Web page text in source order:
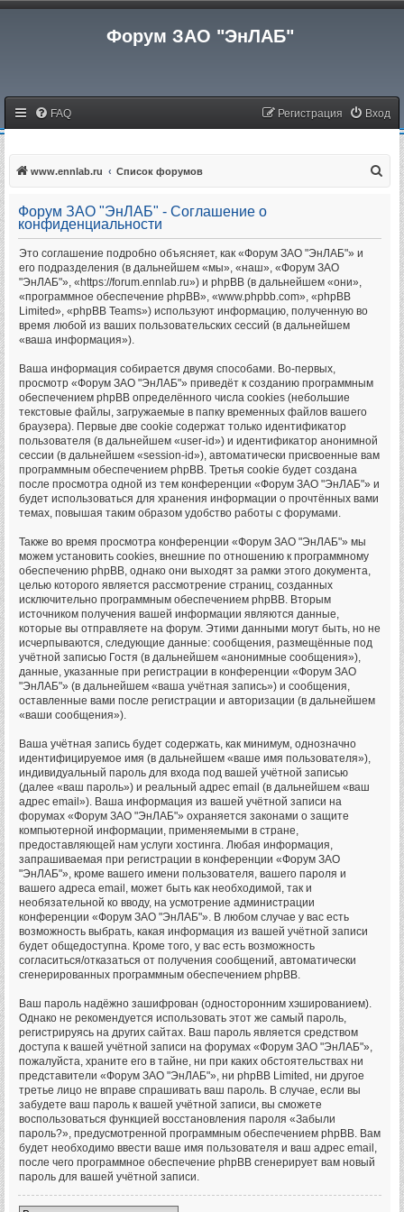
Форум ЗАО "ЭнЛАБ"
FAQ Вход
Регистрация
www.ennlab.ru Список форумов
Форум ЗАО "ЭнЛАБ" - Соглашение о
конфиденциальности
Это соглашение подробно объясняет, как «Форум ЗАО "ЭнЛАБ"» и
его подразделения (в дальнейшем «мы», «наш», «Форум ЗАО
"ЭнЛАБ"», «https://forum.ennlab.ru») и phpBB (в дальнейшем «они»,
«программное обеспечение phpBB», «www.phpbb.com», «phpBB
Limited», «phpBB Teams») используют информацию, полученную во
время любой из ваших пользовательских сессий (в дальнейшем
«ваша информация»).
Ваша информация собирается двумя способами. Во-первых,
просмотр «Форум ЗАО "ЭнЛАБ"» приведёт к созданию программным
обеспечением phpBB определённого числа cookies (небольшие
текстовые файлы, загружаемые в папку временных файлов вашего
браузера). Первые две cookie содержат только идентификатор
пользователя (в дальнейшем «user-id») и идентификатор анонимной
сессии (в дальнейшем «session-id»), автоматически присвоенные вам
программным обеспечением phpBB. Третья cookie будет создана
после просмотра одной из тем конференции «Форум ЗАО "ЭнЛАБ"» и
будет использоваться для хранения информации о прочтённых вами
темах, повышая таким образом удобство работы с форумами.
Также во время просмотра конференции «Форум ЗАО "ЭнЛАБ"» мы
можем установить cookies, внешние по отношению к программному
обеспечению phpBB, однако они выходят за рамки этого документа,
целью которого является рассмотрение страниц, созданных
исключительно программным обеспечением phpBB. Вторым
источником получения вашей информации являются данные,
которые вы отправляете на форум. Этими данными могут быть, но не
исчерпываются, следующие данные: сообщения, размещённые под
учётной записью Гостя (в дальнейшем «анонимные сообщения»),
данные, указанные при регистрации в конференции «Форум ЗАО
"ЭнЛАБ"» (в дальнейшем «ваша учётная запись») и сообщения,
оставленные вами после регистрации и авторизации (в дальнейшем
«ваши сообщения»).
Ваша учётная запись будет содержать, как минимум, однозначно
идентифицируемое имя (в дальнейшем «ваше имя пользователя»),
индивидуальный пароль для входа под вашей учётной записью
(далее «ваш пароль») и реальный адрес email (в дальнейшем «ваш
адрес email»). Ваша информация из вашей учётной записи на
форумах «Форум ЗАО "ЭнЛАБ"» охраняется законами о защите
компьютерной информации, применяемыми в стране,
предоставляющей нам услуги хостинга. Любая информация,
запрашиваемая при регистрации в конференции «Форум ЗАО
"ЭнЛАБ"», кроме вашего имени пользователя, вашего пароля и
вашего адреса email, может быть как необходимой, так и
необязательной ко вводу, на усмотрение администрации
конференции «Форум ЗАО "ЭнЛАБ"». В любом случае у вас есть
возможность выбрать, какая информация из вашей учётной записи
будет общедоступна. Кроме того, у вас есть возможность
согласиться/отказаться от получения сообщений, автоматически
сгенерированных программным обеспечением phpBB.
Ваш пароль надёжно зашифрован (односторонним хэшированием).
Однако не рекомендуется использовать этот же самый пароль,
регистрируясь на других сайтах. Ваш пароль является средством
доступа к вашей учётной записи на форумах «Форум ЗАО "ЭнЛАБ"»,
пожалуйста, храните его в тайне, ни при каких обстоятельствах ни
представители «Форум ЗАО "ЭнЛАБ"», ни phpBB Limited, ни другое
третье лицо не вправе спрашивать ваш пароль. В случае, если вы
забудете ваш пароль к вашей учётной записи, вы сможете
воспользоваться функцией восстановления пароля «Забыли
пароль?», предусмотренной программным обеспечением phpBB. Вам
будет необходимо ввести ваше имя пользователя и ваш адрес email,
после чего программное обеспечение phpBB сгенерирует вам новый
пароль для вашей учётной записи.